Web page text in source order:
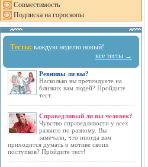
Совместимость
Подписка на гороскопы
Тесты: каждую неделю новый!
все тесты →
Ревнивы ли вы?
Насколько вы претендуете на
близких вам людей? Пройдите
тест.
Справедливый ли вы человек?
Чувство справедливости у всех
развито по разному. Вы
замечали, что иногда вам
приходится думать о мотиве своих
поступков? Пройдите тест!